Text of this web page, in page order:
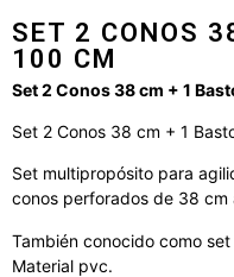
SET 2 CONOS
100 CM
Set 2 Conos 38 cm + 1
Set 2 Conos 38 cm + 1
Set multipropósito para
conos perforados de 38 cm
También conocido como
Material pvc.